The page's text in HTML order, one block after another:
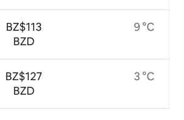
BZ$113
BZD
BZ$127
BZD
9 °C
3 °C